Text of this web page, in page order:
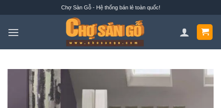
nội
Chợ Sàn Gỗ - Hệ thống bán lẻ toàn quốc!